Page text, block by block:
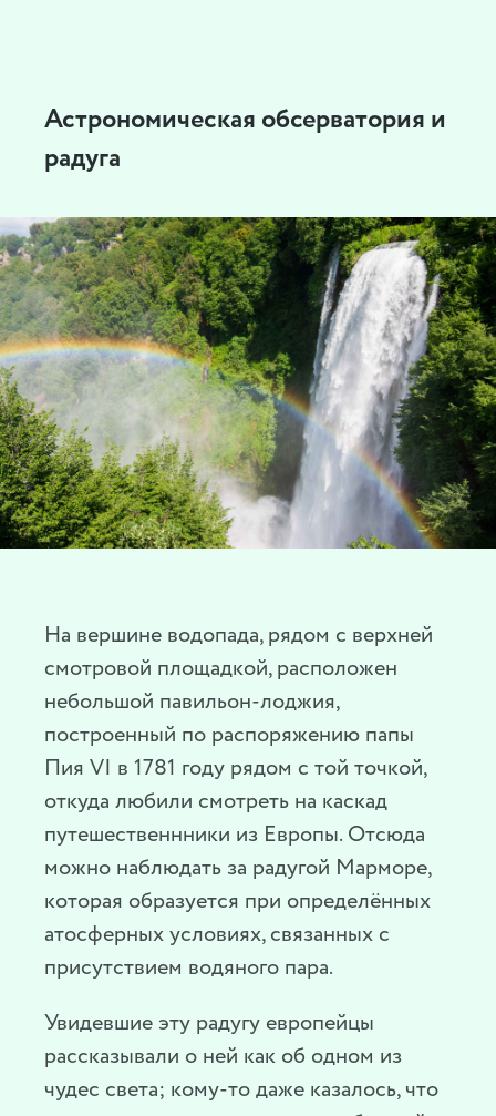
Астрономическая обсерватория и
радуга
На вершине водопада, рядом с верхней
смотровой площадкой, расположен
небольшой павильон-лоджия,
построенный по распоряжению папы
Пия VI в 1781 году рядом с той точкой,
откуда любили смотреть на каскад
путешественнники из Европы. Отсюда
можно наблюдать за радугой Марморе,
которая образуется при определённых
атосферных условиях, связанных с
присутствием водяного пара.
Увидевшие эту радугу европейцы
рассказывали о ней как об одном из
чудес света; кому-то даже казалось, что